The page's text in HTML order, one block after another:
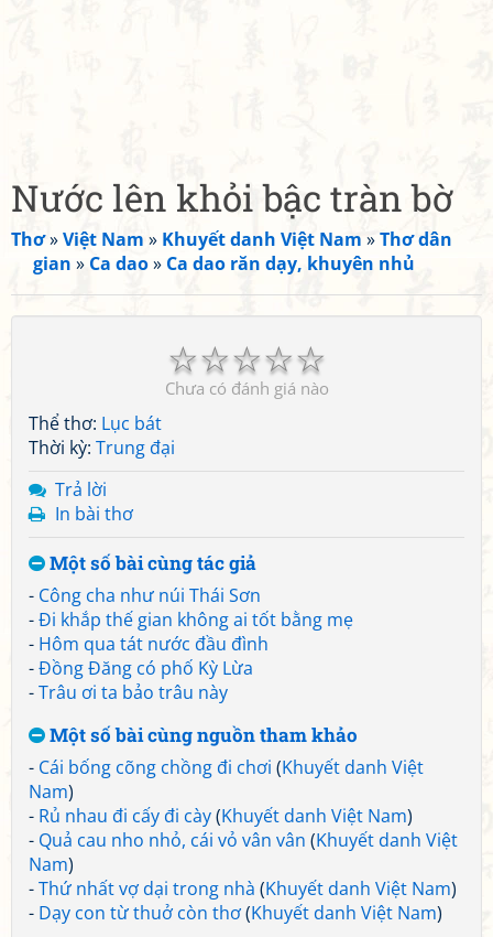
Nước lên khỏi bậc tràn bờ
Thơ»Việt Nam » Khuyết danh Việt Nam »Thơ dân
gian » Ca dao» Ca dao răn dạy, khuyên nhủ
☆
☆
☆
☆
☆
Chưa có đánh giá nào
Thể thơ: Lục bát
Thời kỳ: Trung đại
Trả lời
In bài thơ
Một số bài cùng tác giả
- Công cha như núi Thái Sơn
-Đi khắp thế gian không ai tốt bằng mẹ
- Hôm qua tát nước đầu đình
-Đồng Đăng có phố Kỳ Lừa
-Trâu ơi ta bảo trâu này
Một số bài cùng nguồn tham khảo
- Cái bống cõng chồng đi chơi (Khuyết danh Việt
Nam)
- Rủ nhau đi cấy đi cày(Khuyết danh Việt Nam)
- Quả cau nho nhỏ, cái vỏ vân vân (Khuyết danh Việt
Nam)
-Thứ nhất vợ dại trong nhà (Khuyết danh Việt Nam)
- Dạy con từ thuở còn thơ(Khuyết danh Việt Nam)